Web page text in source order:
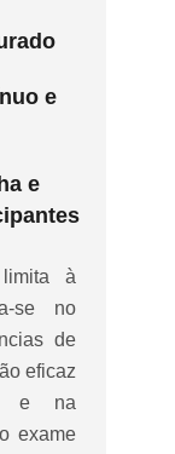
e
e
à
se no
de
eficaz
e na
exame